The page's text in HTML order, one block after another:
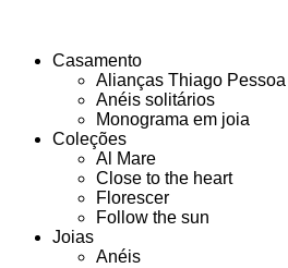
Casamento
Alianças Thiago Pessoa
Anéis solitários
Monograma em joia
Coleções
Al Mare
Close to the heart
Florescer
Follow the sun
Joias
Anéis